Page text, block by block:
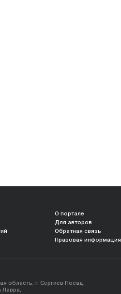
О портале
Для авторов
Обратная связь
Правовая информация
область, г. Сергиев Посад,